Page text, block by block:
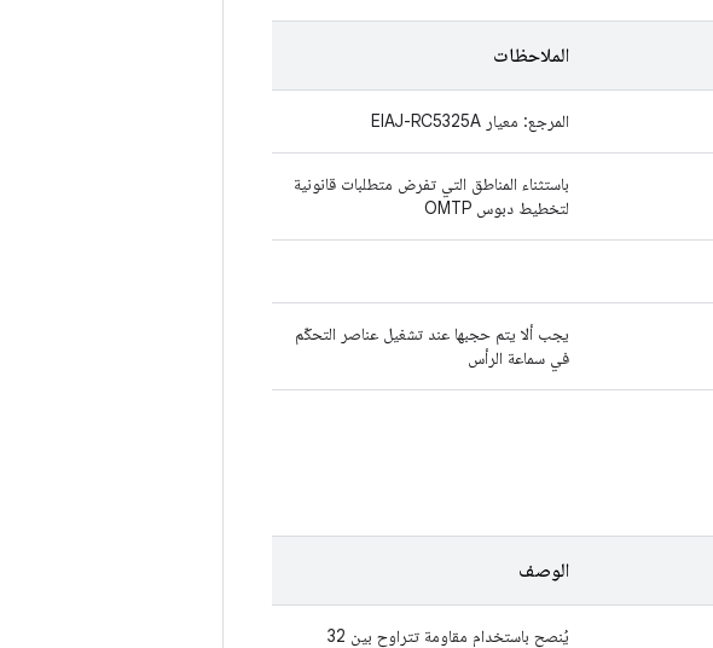
الملاحظات
المرجع: معيار EIAJ-RC5325A
باستثناء المناطق التي تفرض متطلبات قانونية
لتخطيط دبوس OMTP
يجب ألا يتم حجبها عند تشغيل عناصر التحكّم
في سماعة الرأس
الوصف
يُنصح باستخدام مقاومة تتراوح بين 32